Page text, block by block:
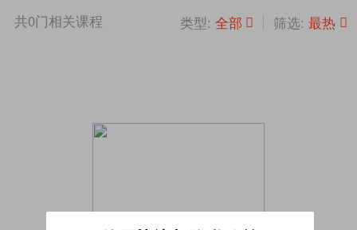
共0门相关课程 类型: 全部 筛选: 最热